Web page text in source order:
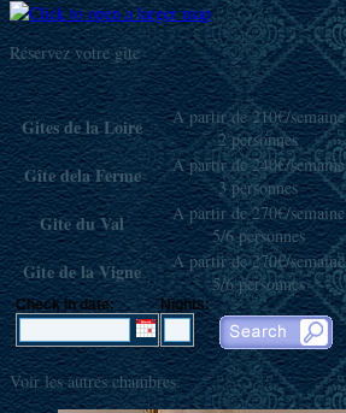
Réservez votre gîte
Gites de la Loire
A partir de 210€/semaine
2 personnes
Gîte dela Ferme
A partir de 240€/semaine
3 personnes
Gite du Val
A partir de 270€/semaine
5/6 personnes
Gite de la Vigne
A partir de 270€/semaine
5/6 personnes
Check In date: Nights:
Voir les autres chambres: